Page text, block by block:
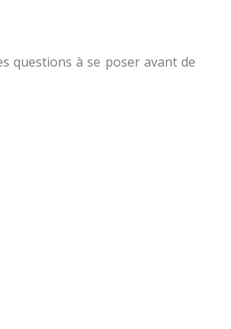
questions à se poser avant de